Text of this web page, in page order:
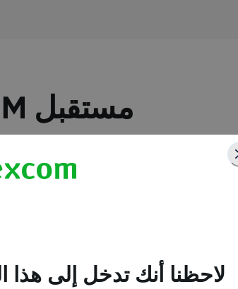
مستقبل CGM هنا
لاحظنا أنك تدخل إلى هذا